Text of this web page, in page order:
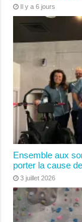
Il y a 6 jours
Ensemble aux
porter la cause
3 juillet 2026